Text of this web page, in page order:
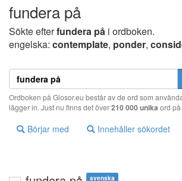
fundera på
Sökte efterfundera på i ordboken.
engelska: contemplate, ponder,
Ordboken på Glosor.eu består av de ord som
lägger in. Just nu finns det över210 000 unika ord
Börjar med Innehåller sökordet
svenska